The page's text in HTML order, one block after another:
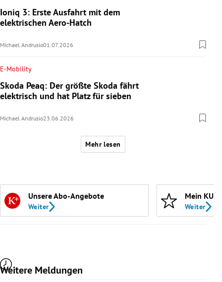
Ioniq 3: Erste Ausfahrt mit dem
elektrischen Aero-Hatch
Michael Andrusio01.07.2026
E-Mobility
Skoda Peaq: Der größte Skoda fährt
elektrisch und hat Platz für sieben
Michael Andrusio23.06.2026
Mehr lesen
Unsere Abo-Angebote
Weiter
Mein
Weiter
Weitere Meldungen